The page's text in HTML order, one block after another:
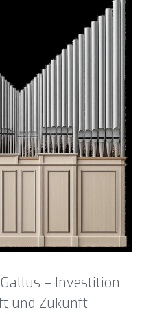
– Investition
und Zukunft